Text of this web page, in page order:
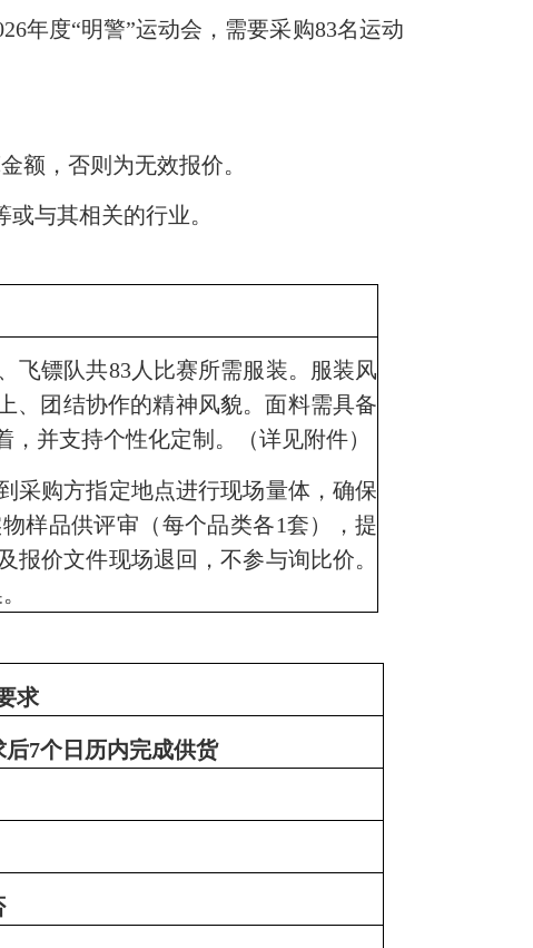
年度“明警”运动会，需要采购83名运动
额，否则为无效报价。
与其相关的行业。
飞镖队共83人比赛所需服装。服装风
、团结协作的精神风貌。面料需具备
并支持个性化定制。（详见附件）
购方指定地点进行现场量体，确保
样品供评审（每个品类各1套），提
报价文件现场退回，不参与询比价。
求
后7个日历内完成供货